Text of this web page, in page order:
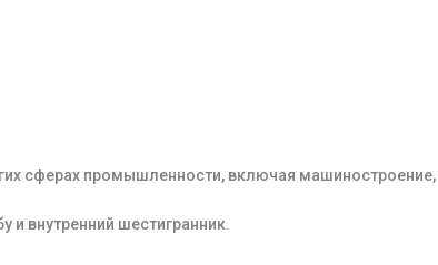
сферах промышленности, включая машиностроение,
внутренний шестигранник.